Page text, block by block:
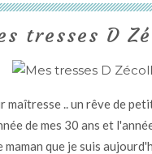
tresses D
maîtresse .. un rêve de
de mes 30 ans et
maman que je suis